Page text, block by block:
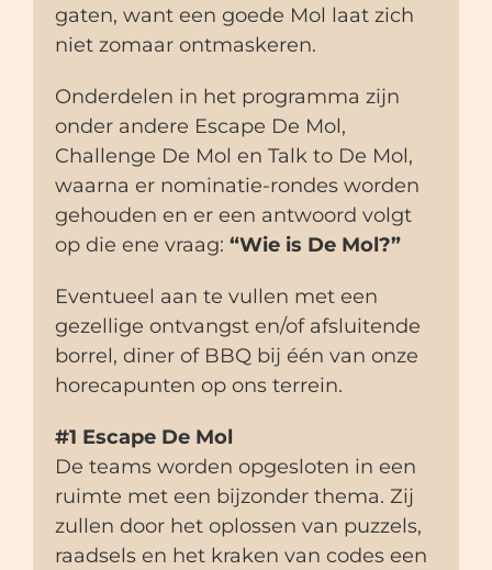
gaten, want een goede Mol laat zich
niet zomaar ontmaskeren.
Onderdelen in het programma zijn
onder andere Escape De Mol,
Challenge De Mol en Talk to De Mol,
waarna er nominatie-rondes worden
gehouden en er een antwoord volgt
op die ene vraag: “Wie is De Mol?”
Eventueel aan te vullen met een
gezellige ontvangst en/of afsluitende
borrel, diner of BBQ bij één van onze
horecapunten op ons terrein.
#1 Escape De Mol
De teams worden opgesloten in een
ruimte met een bijzonder thema. Zij
zullen door het oplossen van puzzels,
raadsels en het kraken van codes een